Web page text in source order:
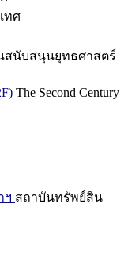
ทศ
สนับสนุนยุทธศาสตร์
The Second Century
ฯ สถาบันทรัพย์สิน